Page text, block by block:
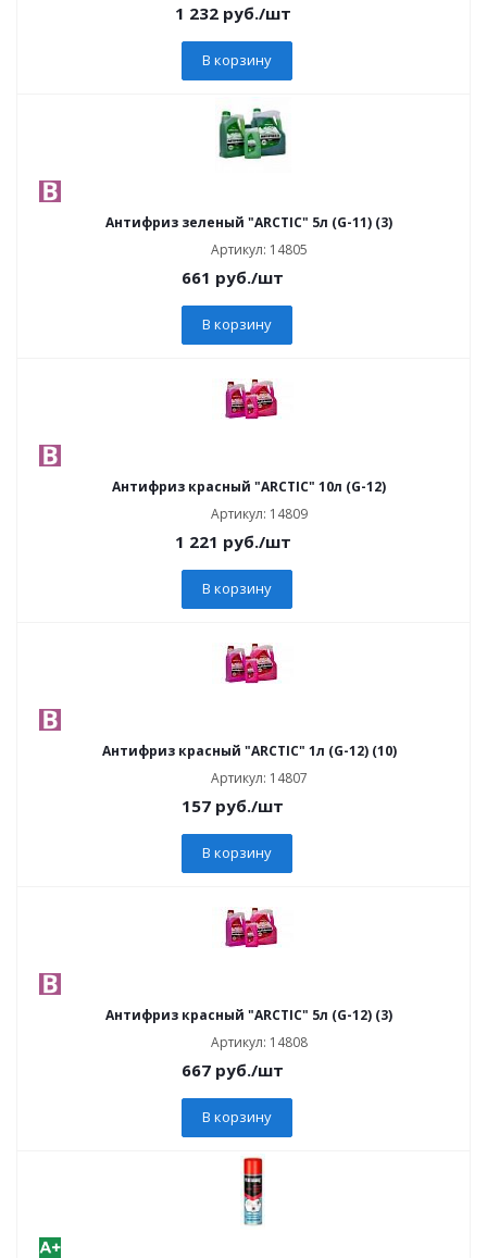
1 232руб./шт
В корзину
Антифриз зеленый "ARCTIC" 5л (G-11) (3)
Артикул: 14805
661 руб./шт
В корзину
Антифриз красный "ARCTIC" 10л (G-12)
Артикул: 14809
1 221 руб./шт
В корзину
Антифриз красный "ARCTIC" 1л (G-12) (10)
Артикул: 14807
157 руб./шт
В корзину
Антифриз красный "ARCTIC" 5л (G-12) (3)
Артикул: 14808
667 руб./шт
В корзину